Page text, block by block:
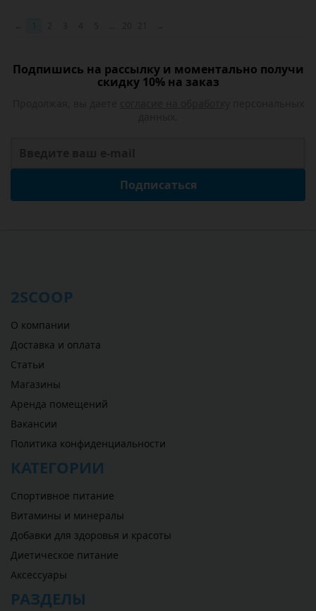
Подпишись на рассылку и моментально получи
скидку 10% на заказ
Подписаться
2SCOOP
О компании
Доставка и оплата
Статьи
Магазины
Аренда помещений
Вакансии
Политика конфиденциальности
КАТЕГОРИИ
Спортивное питание
Витамины и минералы
Добавки для здоровья и красоты
Диетическое питание
Аксессуары
РАЗДЕЛЫ